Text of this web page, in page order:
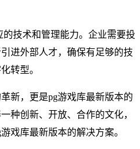
的技术和管理能力。企业需要投
进外部人才，确保有足够的技
转型。
新，更是pg游戏库最新版本的
种创新、开放、合作的文化，
戏库最新版本的解决方案。